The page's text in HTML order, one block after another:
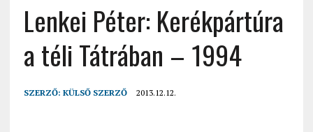
Lenkei Péter: Kerékpártúra
a téli Tátrában – 1994
SZERZŐ: KÜLSŐ SZERZŐ 2013.12.12.